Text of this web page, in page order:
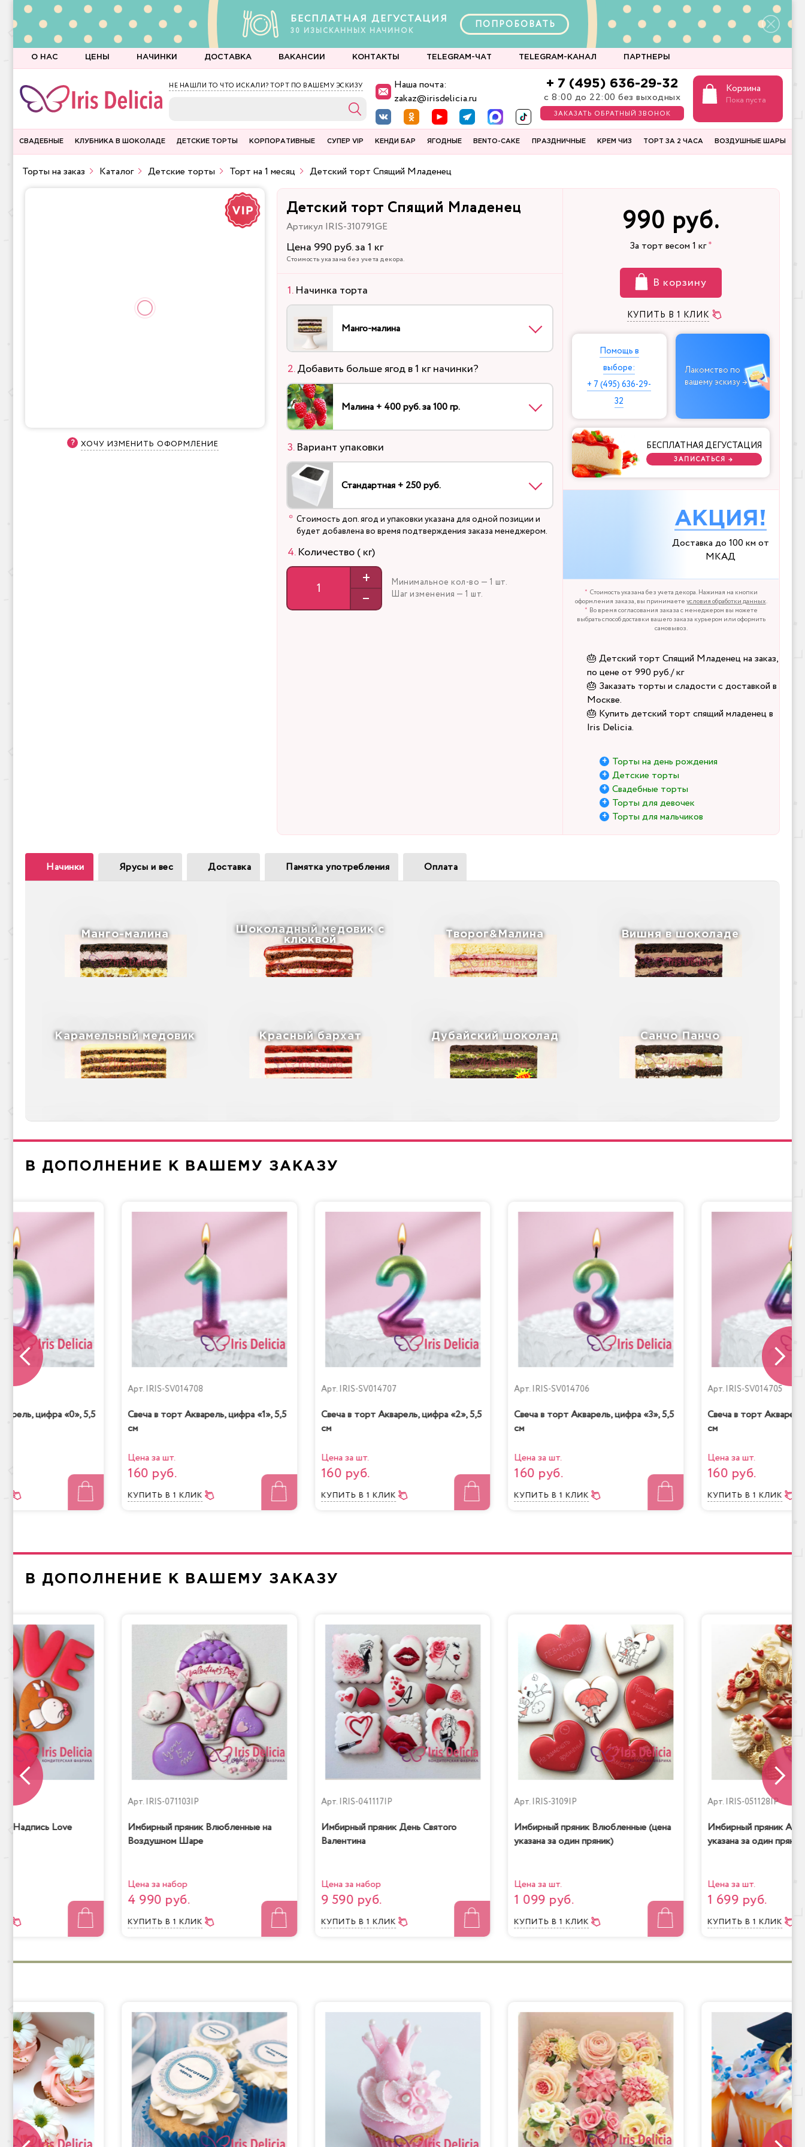
БЕСПЛАТНАЯ ДЕГУСТАЦИЯ
30 ИЗЫСКАННЫХ НАЧИНОК
ПОПРОБОВАТЬ
О НАС ЦЕНЫ НАЧИНКИ ДОСТАВКА ВАКАНСИИ КОНТАКТЫ TELEGRAM-ЧАТ TELEGRAM-КАНАЛ ПАРТНЕРЫ
НЕ НАШЛИ ТО ЧТО ИСКАЛИ? ТОРТ ПО ВАШЕМУ ЭСКИЗУ
Наша почта:
zakaz@irisdelicia.ru
+ 7 (495) 636-29-32
с 8:00 до 22:00 без выходных
ЗАКАЗАТЬ ОБРАТНЫЙ ЗВОНОК
Корзина
Пока пуста
СВАДЕБНЫЕ КЛУБНИКА В ШОКОЛАДЕ ДЕТСКИЕ ТОРТЫ КОРПОРАТИВНЫЕ СУПЕР VIP КЕНДИ БАР ЯГОДНЫЕ BENTO-CAKE ПРАЗДНИЧНЫЕ КРЕМ ЧИЗ ТОРТ ЗА 2 ЧАСА ВОЗДУШНЫЕ ШАРЫ
Торты на заказ Каталог Детские торты Торт на 1 месяц Детский торт Спящий Младенец
ХОЧУ ИЗМЕНИТЬ ОФОРМЛЕНИЕ
Детский торт Спящий Младенец
Артикул IRIS-310791GE
Цена 990 руб. за 1 кг
Стоимость указана без учета декора.
Начинка торта
Манго-малина
Добавить больше ягод в 1 кг начинки?
Малина + 400 руб. за 100 гр.
Вариант упаковки
Стандартная + 250 руб.
Стоимость доп. ягод и упаковки указана для одной позиции и
будет добавлена во время подтверждения заказа менеджером.
Количество ( кг)
+
–
Минимальное кол-во — 1 шт.
Шаг изменения — 1 шт.
990 руб.
За торт весом 1 кг
В корзину
КУПИТЬ В 1 КЛИК
Помощь в
выборе:
+ 7 (495) 636-29-
32
Лакомство по
вашему эскизу →
БЕСПЛАТНАЯ ДЕГУСТАЦИЯ
ЗАПИСАТЬСЯ →
АКЦИЯ!
Доставка до 100 км от
МКАД
Стоимость указана без учета декора. Нажимая на кнопки
оформления заказа, вы принимаетеусловия обработки данных.
Во время согласования заказа с менеджером вы можете
выбрать способ доставки вашего заказа курьером или оформить
самовывоз.
🎂 Детский торт Спящий Младенец на заказ,
по цене от 990 руб./ кг
🎂 Заказать торты и сладости с доставкой в
Москве.
🎂 Купить детский торт спящий младенец в
Iris Delicia.
Торты на день рождения
Детские торты
Свадебные торты
Торты для девочек
Торты для мальчиков
Начинки Ярусы и вес Доставка Памятка употребления Оплата
Манго-малина
Шоколадный медовик с
клюквой
Творог&Малина Вишня в шоколаде
Карамельный медовик Красный бархат Дубайский шоколад Санчо Панчо
Груша-кофе-шоколад Наполеон Классический Диетическая с вишней Карамель&Шоколад
Фисташка-Малина Рафаэлло
Черничный
низкокалорийный
Тирамису Бабл Гам
В ДОПОЛНЕНИЕ К ВАШЕМУ ЗАКАЗУ
цифра «0», 5,5
Арт. IRIS-SV014708
Свеча в торт Акварель, цифра «1», 5,5
см
Цена за шт.
160 руб.
КУПИТЬВ 1 КЛИК
Арт. IRIS-SV014707
Свеча в торт Акварель, цифра «2», 5,5
см
Цена за шт.
160 руб.
КУПИТЬ В 1 КЛИК
Арт. IRIS-SV014706
Свеча в торт Акварель, цифра «3», 5,5
см
Цена за шт.
160 руб.
КУПИТЬВ 1 КЛИК
Арт. IRIS-SV014705
Свеча в торт
см
Цена за шт.
160 руб.
КУПИТЬ В 1 КЛИК
В ДОПОЛНЕНИЕ К ВАШЕМУ ЗАКАЗУ
Надпись Love
Арт. IRIS-071103IP
Имбирный пряник Влюбленные на
Воздушном Шаре
Цена за набор
4 990 руб.
КУПИТЬВ 1 КЛИК
Арт. IRIS-041117IP
Имбирный пряник День Святого
Валентина
Цена за набор
9 590 руб.
КУПИТЬ В 1 КЛИК
Арт. IRIS-3109IP
Имбирный пряник Влюбленные (цена
указана за один пряник)
Цена за шт.
1 099 руб.
КУПИТЬВ 1 КЛИК
Арт. IRIS-051128IP
Имбирный пряник
указана за один
Цена за шт.
1 699 руб.
КУПИТЬ В 1 КЛИК